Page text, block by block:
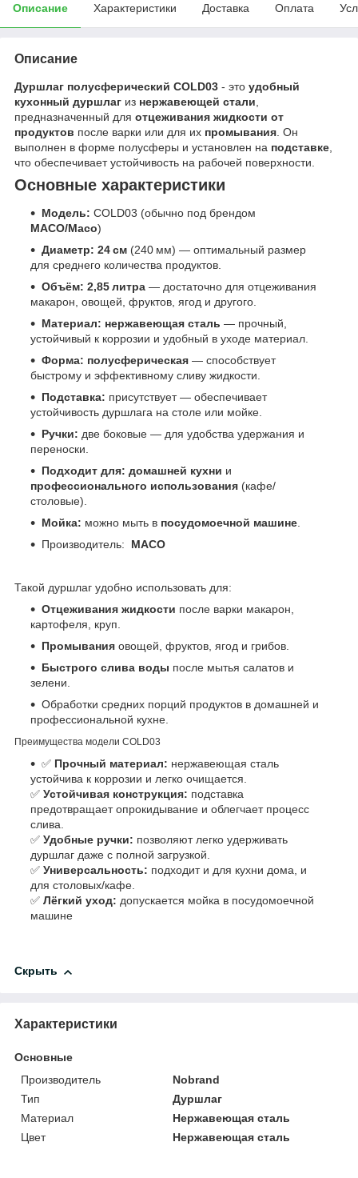
Описание Характеристики Доставка Оплата
Описание
Дуршлаг полусферический COLD03 - это удобный
кухонный дуршлаг из нержавеющей стали
предназначенный для отцеживания жидкости от
продуктов после варки или для их промывания . Он
выполнен в форме полусферы и установлен на подставке
что обеспечивает устойчивость на рабочей поверхности.
Основные характеристики
Модель: COLD03 (обычно под брендом
MACO/Maco)
Диаметр: 24 см (240 мм) — оптимальный размер
для среднего количества продуктов.
Объём: 2,85 литра — достаточно для отцеживания
макарон, овощей, фруктов, ягод и другого.
Материал: нержавеющая сталь — прочный,
устойчивый к коррозии и удобный в уходе материал.
Форма: полусферическая — способствует
быстрому и эффективному сливу жидкости.
Подставка: присутствует — обеспечивает
устойчивость дуршлага на столе или мойке.
Ручки: две боковые — для удобства удержания и
переноски.
Подходит для: домашней кухни и
профессионального использования (кафе/
столовые).
Мойка: можно мыть в посудомоечной машине.
Производитель: MACO
Такой дуршлаг удобно использовать для:
Отцеживания жидкости после варки макарон,
картофеля, круп.
Промывания овощей, фруктов, ягод и грибов.
Быстрого слива воды после мытья салатов и
зелени.
Обработки средних порций продуктов в домашней и
профессиональной кухне.
Преимущества модели COLD03
✅ Прочный материал: нержавеющая сталь
устойчива к коррозии и легко очищается.
✅ Устойчивая конструкция: подставка
предотвращает опрокидывание и облегчает процесс
слива.
✅ Удобные ручки: позволяют легко удерживать
дуршлаг даже с полной загрузкой.
✅ Универсальность: подходит и для кухни дома, и
для столовых/кафе.
✅ Лёгкий уход: допускается мойка в посудомоечной
машине
Скрыть
Характеристики
Основные
Производитель
Nobrand
Тип
Дуршлаг
Материал
Нержавеющая сталь
Цвет
Нержавеющая сталь